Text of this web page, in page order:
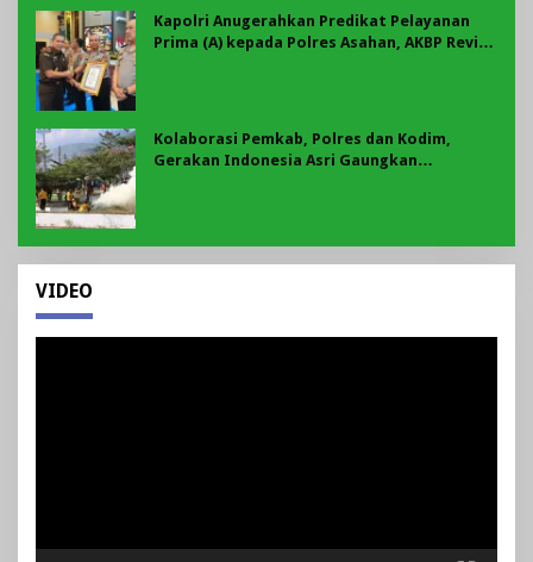
Kapolri Anugerahkan Predikat Pelayanan
Prima (A) kepada Polres Asahan, AKBP Revi
Kolaborasi Pemkab, Polres dan Kodim,
Gerakan Indonesia Asri Gaungkan
VIDEO